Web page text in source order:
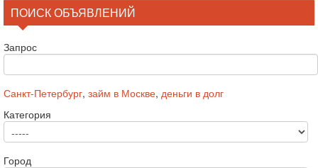
ПОИСК ОБЪЯВЛЕНИЙ
Запрос
Санкт-Петербург, займ в Москве, деньги в долг
Категория
Город